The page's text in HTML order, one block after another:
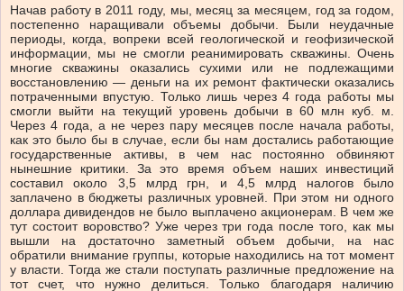
Начав работу в 2011 году, мы, месяц за месяцем, год за годом,
постепенно наращивали объемы добычи. Были неудачные
периоды, когда, вопреки всей геологической и геофизической
информации, мы не смогли реанимировать скважины. Очень
многие скважины оказались сухими или не подлежащими
восстановлению— деньги на их ремонт фактически оказались
потраченными впустую. Только лишь через 4 года работы мы
смогли выйти на текущий уровень добычи в 60 млн куб. м.
Через 4 года, а не через пару месяцев после начала работы,
как это было бы в случае, если бы нам достались работающие
государственные активы, в чем нас постоянно обвиняют
нынешние критики. За это время объем наших инвестиций
составил около 3,5 млрд грн, и 4,5 млрд налогов было
заплачено в бюджеты различных уровней. При этом ни одного
доллара дивидендов не было выплачено акционерам. В чем же
тут состоит воровство? Уже через три года после того, как мы
вышли на достаточно заметный объем добычи, на нас
обратили внимание группы, которые находились на тот момент
у власти. Тогда же стали поступать различные предложение на
тот счет, что нужно делиться. Только благодаря наличию